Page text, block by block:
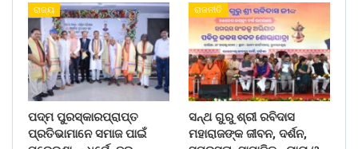
ରାଜ୍ୟ
ପଦ୍ମ ପୁରସ୍କାରପ୍ରାପ୍ତ
ପ୍ରତିଭାମାନେ ସମାଜ ପାଇଁ
ରାଜନୀତି
ସନ୍ଥ ଗୁରୁ ଶ୍ରୀ ରବିଦାସ
ମହାରାଜଙ୍କ ଜୀବନ, ଦର୍ଶନ,